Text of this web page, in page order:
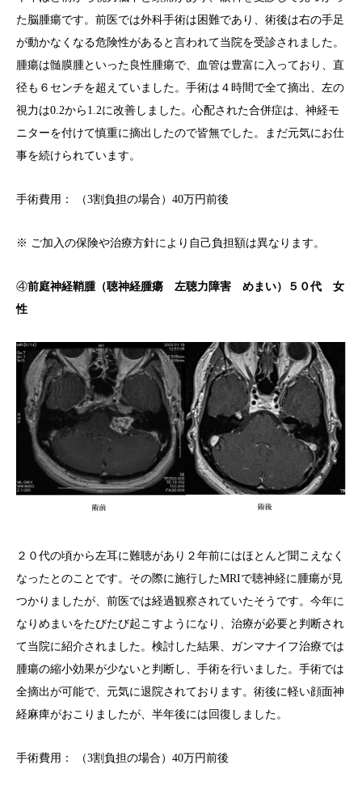
た脳腫瘍です。前医では外科手術は困難であり、術後は右の手足
が動かなくなる危険性があると言われて当院を受診されました。
腫瘍は髄膜腫といった良性腫瘍で、血管は豊富に入っており、直
径も６センチを超えていました。手術は４時間で全て摘出、左の
視力は0.2から1.2に改善しました。心配された合併症は、神経モ
ニターを付けて慎重に摘出したので皆無でした。まだ元気にお仕
事を続けられています。
手術費用： （3割負担の場合）40万円前後
※ ご加入の保険や治療方針により自己負担額は異なります。
④前庭神経鞘腫（聴神経腫瘍 左聴力障害 めまい）５０代 女
性
２０代の頃から左耳に難聴があり２年前にはほとんど聞こえなく
なったとのことです。その際に施行したMRIで聴神経に腫瘍が見
つかりましたが、前医では経過観察されていたそうです。今年に
なりめまいをたびたび起こすようになり、治療が必要と判断され
て当院に紹介されました。検討した結果、ガンマナイフ治療では
腫瘍の縮小効果が少ないと判断し、手術を行いました。手術では
全摘出が可能で、元気に退院されております。術後に軽い顔面神
経麻痺がおこりましたが、半年後には回復しました。
手術費用： （3割負担の場合）40万円前後